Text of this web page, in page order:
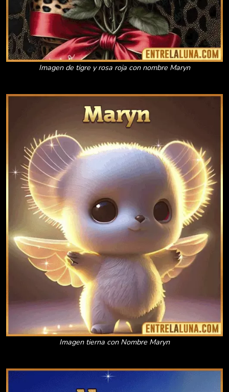
Imagen de tigre y rosa roja con nombre Maryn
Imagen tierna con Nombre Maryn